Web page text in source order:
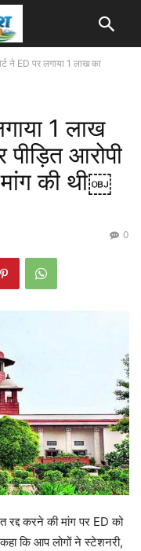
ने ED पर लगाया 1 लाख का
1 लाख
आरोपी
की थी￼
0
रद्द करने की मांग पर ED को
कि आप लोगों ने स्टेशनरी,